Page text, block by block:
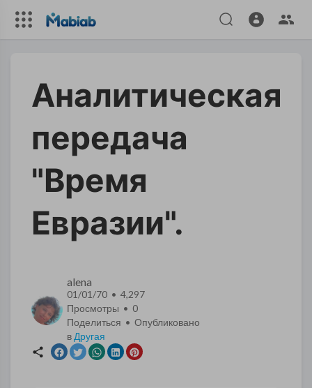
Аналитическая
передача
"Время
Евразии".
alena
01/01/70 • 4,297
Просмотры • 0
Поделиться • Опубликовано
в Другая